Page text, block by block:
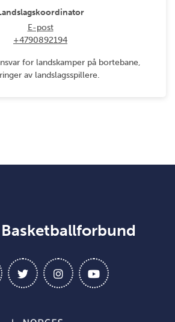
E-post
+4790892194
for landskamper på bortebane,
av landslagsspillere.